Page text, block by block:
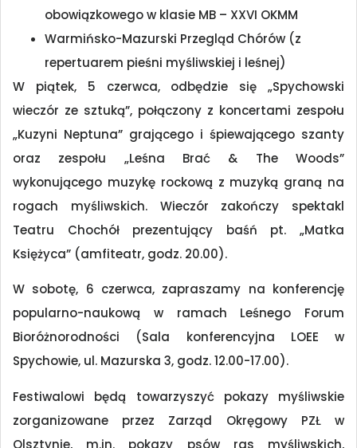
obowiązkowego w klasie MB – XXVI OKMM
Warmińsko-Mazurski Przegląd Chórów (z
repertuarem pieśni myśliwskiej i leśnej)
W piątek, 5 czerwca, odbędzie się „Spychowski
wieczór ze sztuką”, połączony z koncertami zespołu
„Kuzyni Neptuna” grającego i śpiewającego szanty
oraz zespołu „Leśna Brać & The Woods”
wykonującego muzykę rockową z muzyką graną na
rogach myśliwskich. Wieczór zakończy spektakl
Teatru Chochół prezentujący baśń pt. „Matka
Księżyca” (amfiteatr, godz. 20.00).
W sobotę, 6 czerwca, zapraszamy na konferencję
popularno-naukową w ramach Leśnego Forum
Bioróżnorodności (Sala konferencyjna LOEE w
Spychowie, ul. Mazurska 3, godz. 12.00-17.00).
Festiwalowi będą towarzyszyć pokazy myśliwskie
zorganizowane przez Zarząd Okręgowy PZŁ w
Olsztynie, m.in. pokazy psów ras myśliwskich,